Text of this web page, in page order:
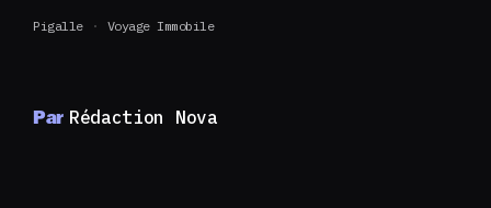
Pigalle Voyage Immobile
Par Rédaction Nova